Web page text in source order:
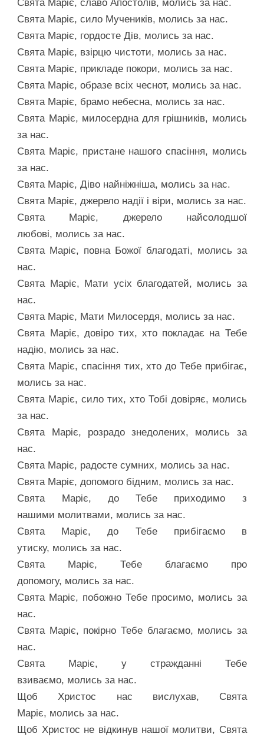
Свята Маріє, славо Апостолів, молись за нас.
Свята Маріє, сило Мучеників, молись за нас.
Свята Маріє, гордосте Дів, молись за нас.
Свята Маріє, взірцю чистоти, молись за нас.
Свята Маріє, прикладе покори, молись за нас.
Свята Маріє, образе всіх чеснот, молись за нас.
Свята Маріє, брамо небесна, молись за нас.
Свята Маріє, милосердна для грішників, молись
за нас.
Свята Маріє, пристане нашого спасіння, молись
за нас.
Свята Маріє, Діво найніжніша, молись за нас.
Свята Маріє, джерело надії і віри, молись за нас.
Свята Маріє, джерело найсолодшої
любові, молись за нас.
Свята Маріє, повна Божої благодаті, молись за
нас.
Свята Маріє, Мати усіх благодатей, молись за
нас.
Свята Маріє, Мати Милосердя, молись за нас.
Свята Маріє, довіро тих, хто покладає на Тебе
надію, молись за нас.
Свята Маріє, спасіння тих, хто до Тебе прибігає,
молись за нас.
Свята Маріє, сило тих, хто Тобі довіряє, молись
за нас.
Свята Маріє, розрадо знедолених, молись за
нас.
Свята Маріє, радосте сумних, молись за нас.
Свята Маріє, допомого бідним, молись за нас.
Свята Маріє, до Тебе приходимо з
нашими молитвами, молись за нас.
Свята Маріє, до Тебе прибігаємо в
утиску, молись за нас.
Свята Маріє, Тебе благаємо про
допомогу, молись за нас.
Свята Маріє, побожно Тебе просимо, молись за
нас.
Свята Маріє, покірно Тебе благаємо, молись за
нас.
Свята Маріє, у стражданні Тебе
взиваємо, молись за нас.
Щоб Христос нас вислухав, Свята
Маріє, молись за нас.
Щоб Христос не відкинув нашої молитви, Свята